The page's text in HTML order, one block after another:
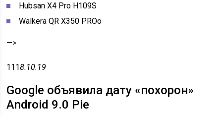
Hubsan X4 Pro H109S
Walkera QR X350 PROо
—>
1118.10.19
Google объявила дату «похорон»
Android 9.0 Pie